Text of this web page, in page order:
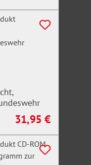
Regulärer Preis:
31,95 €